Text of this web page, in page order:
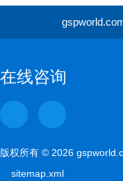
在线咨询
版权所有 © 2026
sitemap.xml